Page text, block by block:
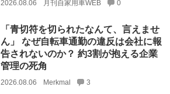
2026.08.06 月刊自家用車WEB 0
「青切符を切られたなんて、言えませ
ん」 なぜ自転車通勤の違反は会社に報
告されないのか？ 約3割が抱える企業
管理の死角
2026.08.06 Merkmal 3